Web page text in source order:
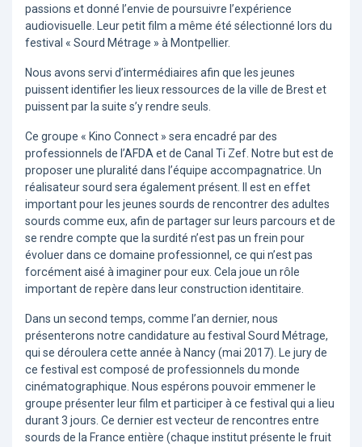
passions et donné l’envie de poursuivre l’expérience
audiovisuelle. Leur petit film a même été sélectionné lors du
festival « Sourd Métrage » à Montpellier.
Nous avons servi d’intermédiaires afin que les jeunes
puissent identifier les lieux ressources de la ville de Brest et
puissent par la suite s’y rendre seuls.
Ce groupe « Kino Connect » sera encadré par des
professionnels de l’AFDA et de Canal Ti Zef. Notre but est de
proposer une pluralité dans l’équipe accompagnatrice. Un
réalisateur sourd sera également présent. Il est en effet
important pour les jeunes sourds de rencontrer des adultes
sourds comme eux, afin de partager sur leurs parcours et de
se rendre compte que la surdité n’est pas un frein pour
évoluer dans ce domaine professionnel, ce qui n’est pas
forcément aisé à imaginer pour eux. Cela joue un rôle
important de repère dans leur construction identitaire.
Dans un second temps, comme l’an dernier, nous
présenterons notre candidature au festival Sourd Métrage,
qui se déroulera cette année à Nancy (mai 2017). Le jury de
ce festival est composé de professionnels du monde
cinématographique. Nous espérons pouvoir emmener le
groupe présenter leur film et participer à ce festival qui a lieu
durant 3 jours. Ce dernier est vecteur de rencontres entre
sourds de la France entière (chaque institut présente le fruit